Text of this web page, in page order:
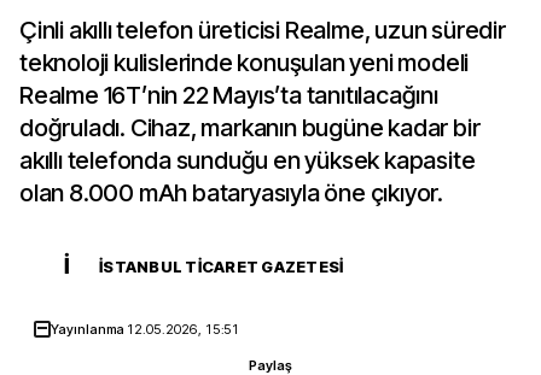
Çinli akıllı telefon üreticisi Realme, uzun süredir
teknoloji kulislerinde konuşulan yeni modeli
Realme 16T’nin 22 Mayıs’ta tanıtılacağını
doğruladı. Cihaz, markanın bugüne kadar bir
akıllı telefonda sunduğu en yüksek kapasite
olan 8.000 mAh bataryasıyla öne çıkıyor.
İ İSTANBUL TICARET GAZETESI
Yayınlanma 12.05.2026, 15:51
Paylaş